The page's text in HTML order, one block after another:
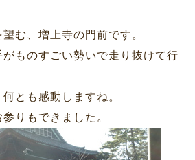
む、増上寺の門前です。
ものすごい勢いで走り抜けて行
とも感動しますね。
りもできました。